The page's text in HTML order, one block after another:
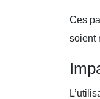
Ces
soient